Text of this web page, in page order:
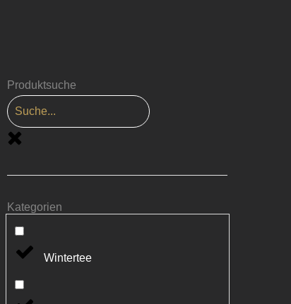
Produktsuche
Kategorien
Wintertee